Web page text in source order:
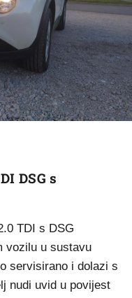
DSG s
TDI s DSG
vozilu u sustavu
servisirano i dolazi s
nudi uvid u povijest